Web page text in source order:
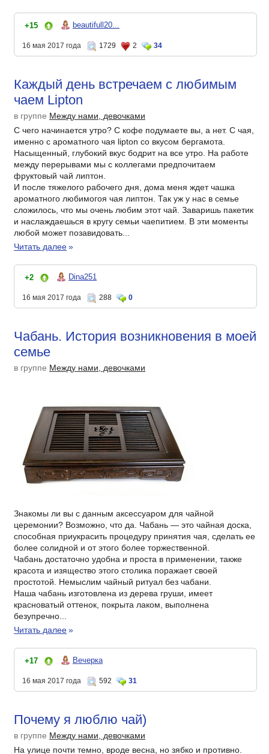
+15 beautifull20...
16 мая 2017 года 1729 2 34
Каждый день встречаем с любимым
чаем Lipton
в группе Между нами, девочками
С чего начинается утро? С кофе подумаете вы, а нет. С чая,
именно с ароматного чая lipton со вкусом бергамота.
Насыщенный, глубокий вкус бодрит на все утро. На работе
между перерывами мы с коллегами предпочитаем
фруктовый чай липтон.
И после тяжелого рабочего дня, дома меня ждет чашка
ароматного любимогоя чая липтон. Так уж у нас в семье
сложилось, что мы очень любим этот чай. Заваришь пакетик
и наслаждаешься в кругу семьи чаепитием. В эти моменты
любой может позавидовать...
Читать далее»
+2 Dina251
16 мая 2017 года 288 0
Чабань. История возникновения в моей
семье
в группе Между нами, девочками
Знакомы ли вы с данным аксессуаром для чайной
церемонии? Возможно, что да. Чабань — это чайная доска,
способная приукрасить процедуру принятия чая, сделать ее
более солидной и от этого более торжественной.
Чабань достаточно удобна и проста в применении, также
красота и изящество этого столика поражает своей
простотой. Немыслим чайный ритуал без чабани.
Наша чабань изготовлена из дерева груши, имеет
красноватый оттенок, покрыта лаком, выполнена
безупречно...
Читать далее»
+17 Вечерка
16 мая 2017 года 592 31
Почему я люблю чай)
в группе Между нами, девочками
На улице почти темно, вроде весна, но зябко и противно.